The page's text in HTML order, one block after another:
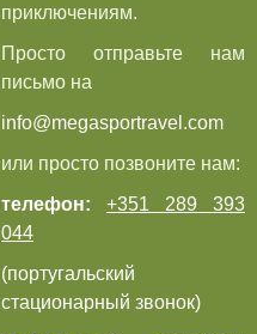
приключениям.
Просто отправьте нам
письмо на
info@megasportravel.com
или просто позвоните нам:
телефон:
+351 289 393
044
(португальский
стационарный звонок)